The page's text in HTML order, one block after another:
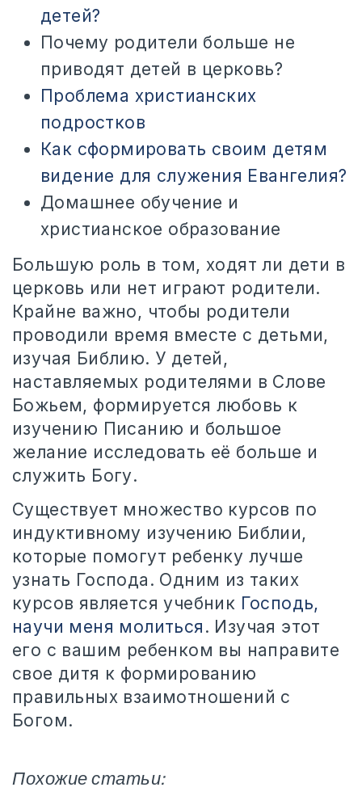
детей?
Почему родители больше не
приводят детей в церковь?
Проблема христианских
подростков
Как сформировать своим детям
видение для служения Евангелия?
Домашнее обучение и
христианское образование
Большую роль в том, ходят ли дети в
церковь или нет играют родители.
Крайне важно, чтобы родители
проводили время вместе с детьми,
изучая Библию. У детей,
наставляемых родителями в Слове
Божьем, формируется любовь к
изучению Писанию и большое
желание исследовать её больше и
служить Богу.
Существует множество курсов по
индуктивному изучению Библии,
которые помогут ребенку лучше
узнать Господа. Одним из таких
курсов является учебник Господь,
научи меня молиться . Изучая этот
его с вашим ребенком вы направите
свое дитя к формированию
правильных взаимотношений с
Богом.
Похожие статьи: